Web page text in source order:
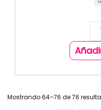
Mostrando 64–76 de 76